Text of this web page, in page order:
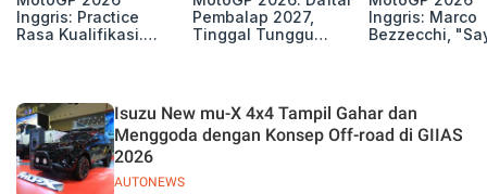
Inggris: Practice
Rasa Kualifikasi.
Silverstone!
Pembalap 2027,
Tinggal Tunggu
Inggris: Marco
Bezzecchi,
AUTONEWS
Isuzu New mu-X 4x4 Tampil Gahar dan
Menggoda dengan Konsep Off-road di GIIAS
2026